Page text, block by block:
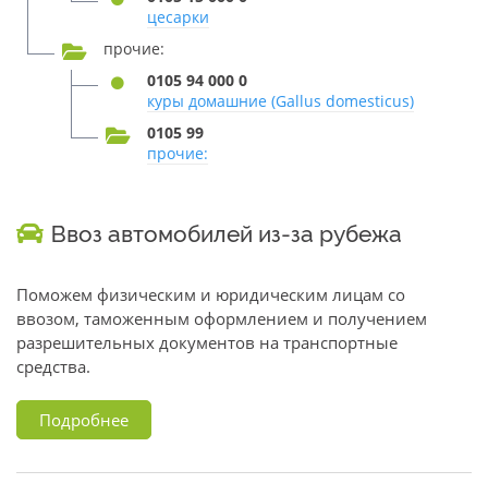
цесарки
прочие:
0105 94 000 0
куры домашние (Gallus domesticus)
0105 99
прочие:
Ввоз автомобилей из-за рубежа
Поможем физическим и юридическим лицам со
ввозом, таможенным оформлением и получением
разрешительных документов на транспортные
средства.
Подробнее